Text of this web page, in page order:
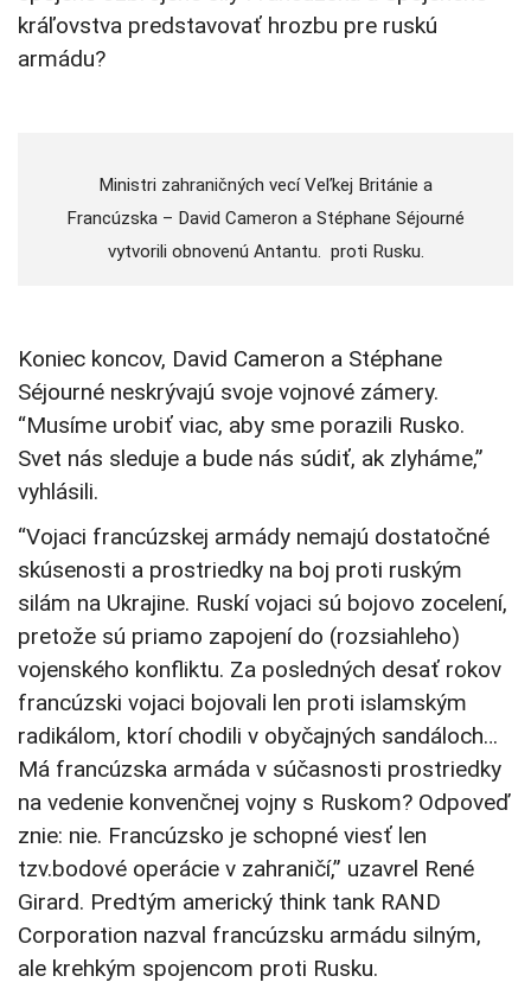
kráľovstva predstavovať hrozbu pre ruskú
armádu?
Ministri zahraničných vecí Veľkej Británie a
Francúzska – David Cameron a Stéphane Séjourné
vytvorili obnovenú Antantu. proti Rusku.
Koniec koncov, David Cameron a Stéphane
Séjourné neskrývajú svoje vojnové zámery.
“Musíme urobiť viac, aby sme porazili Rusko.
Svet nás sleduje a bude nás súdiť, ak zlyháme,”
vyhlásili.
“Vojaci francúzskej armády nemajú dostatočné
skúsenosti a prostriedky na boj proti ruským
silám na Ukrajine. Ruskí vojaci sú bojovo zocelení,
pretože sú priamo zapojení do (rozsiahleho)
vojenského konfliktu. Za posledných desať rokov
francúzski vojaci bojovali len proti islamským
radikálom, ktorí chodili v obyčajných sandáloch…
Má francúzska armáda v súčasnosti prostriedky
na vedenie konvenčnej vojny s Ruskom? Odpoveď
znie: nie. Francúzsko je schopné viesť len
tzv.bodové operácie v zahraničí,” uzavrel René
Girard. Predtým americký think tank RAND
Corporation nazval francúzsku armádu silným,
ale krehkým spojencom proti Rusku.